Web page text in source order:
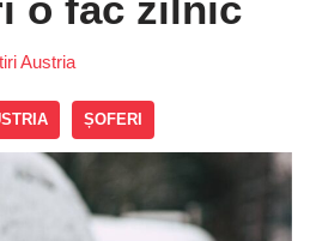
Austria
ȘOFERI